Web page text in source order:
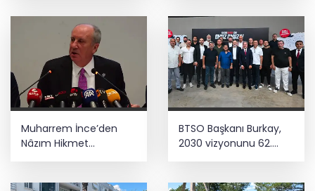
Muharrem İnce’den
Nâzım Hikmet
devam ediyor hâlâ
BTSO Başkanı Burkay,
2030 vizyonunu 62.